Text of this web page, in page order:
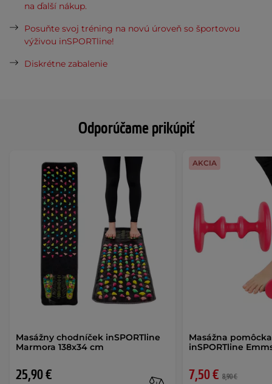
Odporúčame prikúpiť
Masážny chodníček inSPORTline
Marmora 138x34 cm
25,90 €
Masážna
inSPORTline
7,50 € 8,90 €
AKCIA
na ďalší nákup.
Posuňte svoj tréning na novú úroveň so športovou
výživou inSPORTline!
Diskrétne zabalenie